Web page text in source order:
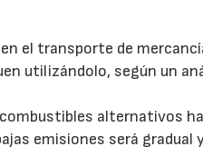
el transporte de
utilizándolo, según un
alternativos
emisiones será gradual